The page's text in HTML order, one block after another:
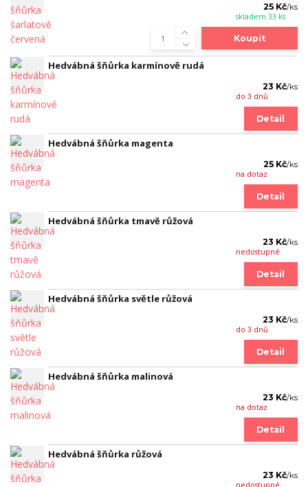
25 Kč/ks
skladem 33 ks
Koupit
Hedvábná šňůrka karmínově rudá
23 Kč/ks
do 3 dnů
Detail
Hedvábná šňůrka magenta
25 Kč/ks
na dotaz
Detail
Hedvábná šňůrka tmavě růžová
23 Kč/ks
nedostupné
Detail
Hedvábná šňůrka světle růžová
23 Kč/ks
do 3 dnů
Detail
Hedvábná šňůrka malinová
23 Kč/ks
na dotaz
Detail
Hedvábná šňůrka růžová
23 Kč/ks
nedostupné